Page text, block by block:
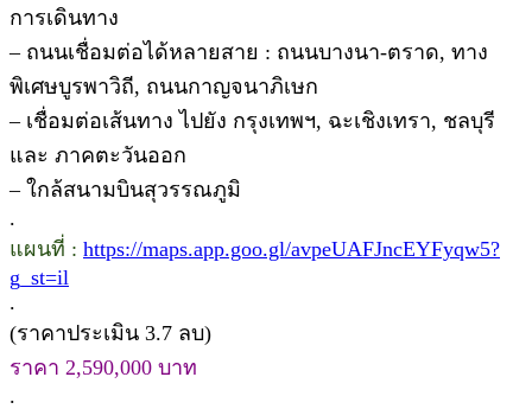
การเดินทาง
– ถนนเชื่อมต่อได้หลายสาย : ถนนบางนา-ตราด, ทาง
พิเศษบูรพาวิถี, ถนนกาญจนาภิเษก
– เชื่อมต่อเส้นทาง ไปยัง กรุงเทพฯ, ฉะเชิงเทรา, ชลบุรี
และ ภาคตะวันออก
– ใกล้สนามบินสุวรรณภูมิ
.
แผนที่ : https://maps.app.goo.gl/avpeUAFJncEYFyqw5?
g_st=il
.
(ราคาประเมิน 3.7 ลบ)
ราคา 2,590,000 บาท
.